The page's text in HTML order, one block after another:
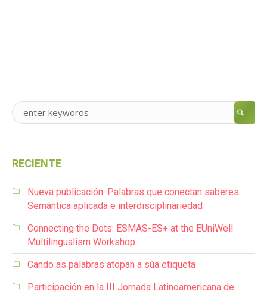
RECIENTE
Nueva publicación: Palabras que conectan saberes.
Semántica aplicada e interdisciplinariedad
Connecting the Dots: ESMAS-ES+ at the EUniWell
Multilingualism Workshop
Cando as palabras atopan a súa etiqueta
Participación en la III Jornada Latinoamericana de